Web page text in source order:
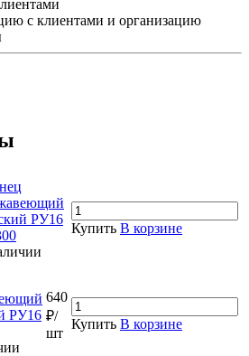
с клиентами и организацию
РУ16
Купить В корзине
РУ16
640
₽/
шт
Купить В корзине